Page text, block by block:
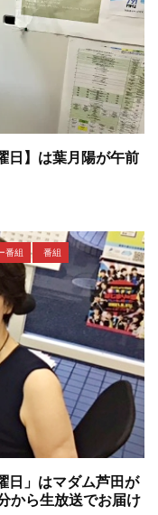
日】は葉月陽が午前
番組 番組
日」はマダム芦田が
から生放送でお届け